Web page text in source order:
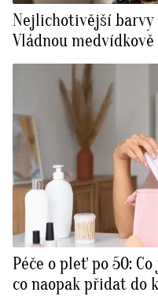
Nejlichotivější
Vládnou
Péče o pleť po 50:
co naopak přidat do